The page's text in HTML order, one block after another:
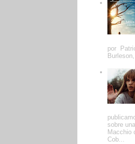
por
sobre
Macchio
Cob...